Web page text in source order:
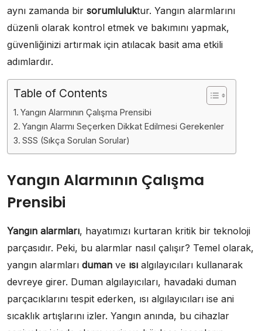
aynı zamanda bir sorumluluktur. Yangın alarmlarını
düzenli olarak kontrol etmek ve bakımını yapmak,
güvenliğinizi artırmak için atılacak basit ama etkili
adımlardır.
Table of Contents
Yangın Alarmının Çalışma Prensibi
Yangın Alarmı Seçerken Dikkat Edilmesi Gerekenler
SSS (Sıkça Sorulan Sorular)
Yangın Alarmının Çalışma
Prensibi
Yangın alarmları, hayatımızı kurtaran kritik bir teknoloji
parçasıdır. Peki, bu alarmlar nasıl çalışır? Temel olarak,
yangın alarmları duman ve ısı algılayıcıları kullanarak
devreye girer. Duman algılayıcıları, havadaki duman
parçacıklarını tespit ederken, ısı algılayıcıları ise ani
sıcaklık artışlarını izler. Yangın anında, bu cihazlar